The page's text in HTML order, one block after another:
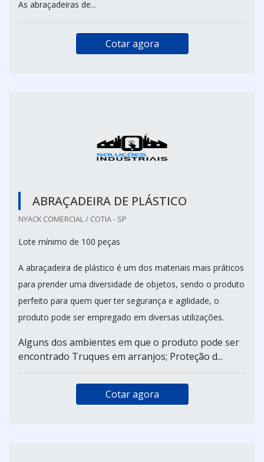
As abraçadeiras de...
Cotar agora
ABRAÇADEIRA DE PLÁSTICO
NYACK COMERCIAL / COTIA - SP
Lote mínimo de 100 peças
A abraçadeira de plástico é um dos materiais mais práticos
para prender uma diversidade de objetos, sendo o produto
perfeito para quem quer ter segurança e agilidade, o
produto pode ser empregado em diversas utilizações.
Alguns dos ambientes em que o produto pode ser
encontrado Truques em arranjos; Proteção d...
Cotar agora